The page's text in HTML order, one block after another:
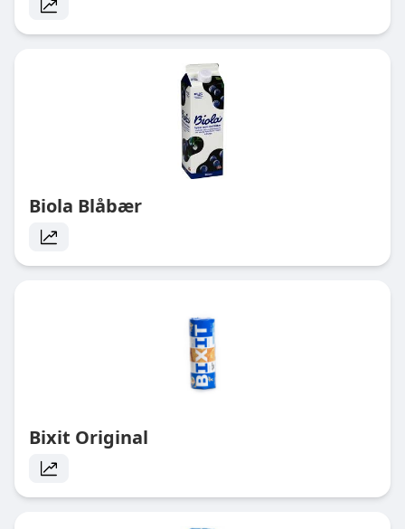
Biola Blåbær
Bixit Original